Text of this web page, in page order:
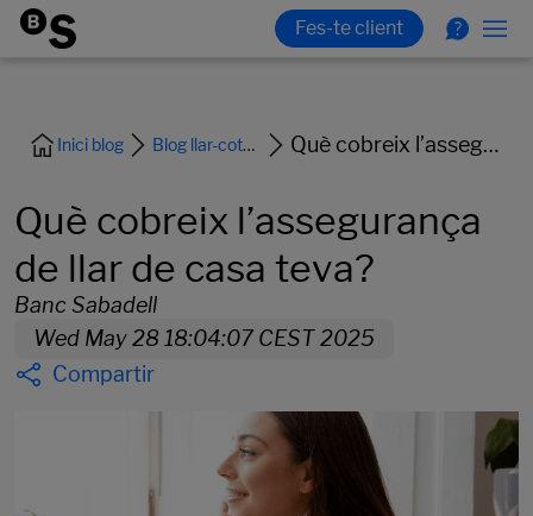
Inici blog Blog llar-cotxe-i-assegurances Què cobreix l’assegurança de llar de casa teva?
Què cobreix l’assegurança
de llar de casa teva?
Banc Sabadell
Wed May 28 18:04:07 CEST 2025
Compartir